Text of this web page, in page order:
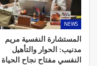
NEWS
المستشارة النفسية مريم
مدنيب: الحوار والتأهيل
النفسي مفتاح نجاح الحياة